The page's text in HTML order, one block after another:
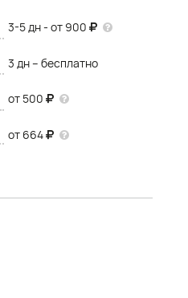
3-5 дн - от 900
3 дн – бесплатно
от 500
от 664